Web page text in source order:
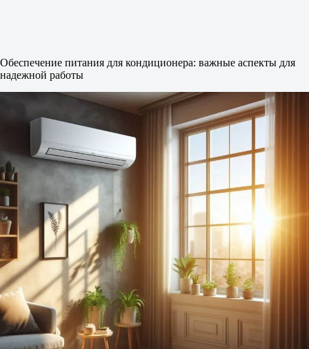
Обеспечение питания для кондиционера: важные аспекты для
надежной работы